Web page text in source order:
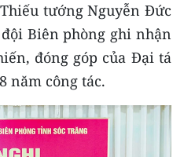
tướng Nguyễn Đức
Biên phòng ghi nhận
đóng góp của Đại tá
năm công tác.